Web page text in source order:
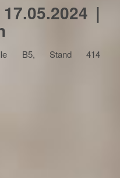
|
B5, Stand 414